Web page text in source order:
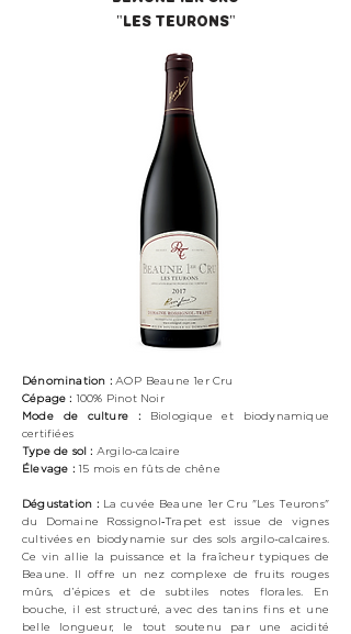
"LES TEURONS"
Dénomination : AOP Beaune 1er Cru
Cépage : 100% Pinot Noir
Mode de culture :
Biologiqueet biodynamique
certifiées
Type de sol : Argilo-calcaire
Élevage : 15 mois en fûts de chêne
Dégustation : La cuvée Beaune 1er Cru "Les Teurons"
du Domaine Rossignol‑Trapet est issue de vignes
cultivées en biodynamie sur des sols argilo-calcaires.
Ce vin allie la puissance et la fraîcheur typiques de
Beaune. Il offre un nez complexe de fruits rouges
mûrs, d’épices et de subtiles notes florales. En
bouche, il est structuré, avec des tanins fins et une
belle longueur, le tout soutenu par une acidité